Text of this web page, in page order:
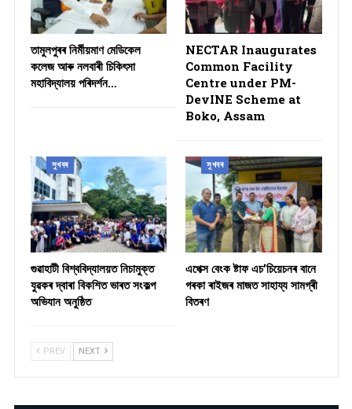
তামুলপুৰৰ নিৰ্মীয়মাণ মেডিকেল
কলেজ আৰু নলবাৰী চিকিৎসা
মহাবিদ্যালয় পৰিদৰ্শন…
NECTAR Inaugurates
Common Facility
Centre under PM-
DevINE Scheme at
Boko, Assam
সুখবৰ
গুৱাহাটী বিশ্ববিদ্যালয়ত নিচামুক্ত
যুৱকৰ দ্বাৰা বিকশিত ভাৰত সংকল্প
অভিযান অনুষ্ঠিত
সুখবৰ
​এপেক্স বেংক ষ্টাফ এচ’চিয়েচনৰ বানে
গৰকা ৰাইজৰ মাজত সাহায্য সামগ্ৰী
বিতৰণ ​
PREV NEXT